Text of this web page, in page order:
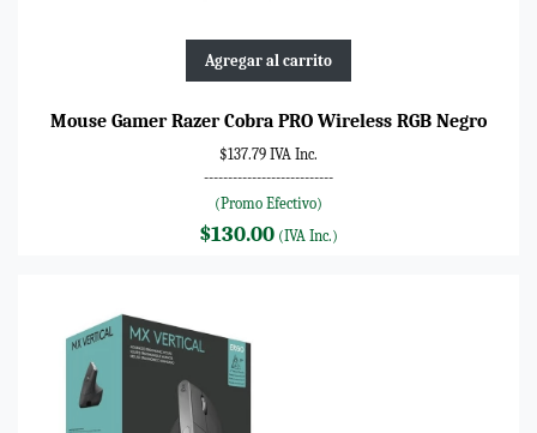
Agregar al carrito
Mouse Gamer Razer Cobra PRO Wireless RGB Negro
$137.79 IVA Inc.
---------------------------
(Promo Efectivo)
$130.00 (IVA Inc.)